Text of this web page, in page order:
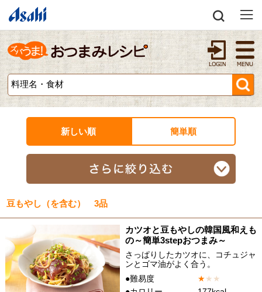
新しい順 簡単順
豆もやし（を含む） 3品
カツオと豆もやしの韓国風和えも
の～簡単3stepおつまみ～
さっぱりしたカツオに、コチュジャ
ンとゴマ油がよく合う。
●難易度
★★ ★